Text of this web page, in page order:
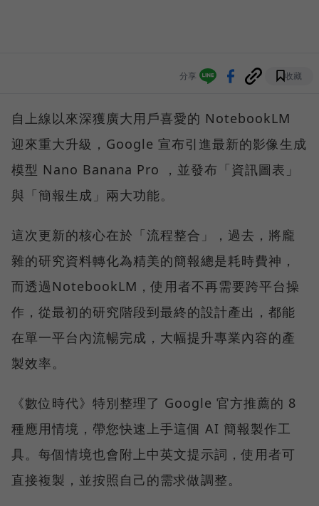
分享 收藏
自上線以來深獲廣大用戶喜愛的 NotebookLM
迎來重大升級，Google 宣布引進最新的影像生成
模型 Nano Banana Pro ，並發布「資訊圖表」
與「簡報生成」兩大功能。
這次更新的核心在於「流程整合」，過去，將龐
雜的研究資料轉化為精美的簡報總是耗時費神，
而透過NotebookLM，使用者不再需要跨平台操
作，從最初的研究階段到最終的設計產出，都能
在單一平台內流暢完成，大幅提升專業內容的產
製效率。
《數位時代》特別整理了 Google 官方推薦的 8
種應用情境，帶您快速上手這個 AI 簡報製作工
具。每個情境也會附上中英文提示詞，使用者可
直接複製，並按照自己的需求做調整。